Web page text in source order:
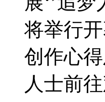
将举行
创作心
人士前往